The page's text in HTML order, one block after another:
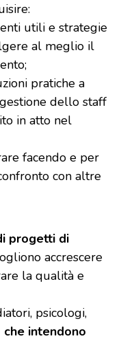
utili e strategie
al meglio il
pratiche a
dello staff
in atto nel
facendo e per
con altre
progetti di
accrescere
la qualità e
psicologi,
che intendono